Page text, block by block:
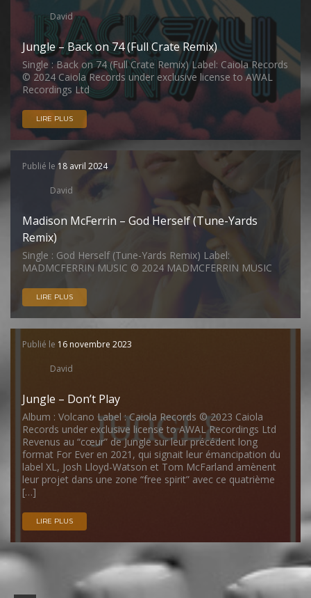
David
Jungle – Back on 74 (Full Crate Remix)
Single : Back on 74 (Full Crate Remix) Label: Caiola Records
© 2024 Caiola Records under exclusive license to AWAL
Recordings Ltd
LIRE PLUS
Publié le 18 avril 2024
David
Madison McFerrin – God Herself (Tune-Yards
Remix)
Single : God Herself (Tune-Yards Remix) Label:
MADMCFERRIN MUSIC © 2024 MADMCFERRIN MUSIC
LIRE PLUS
Publié le 16 novembre 2023
David
Jungle – Don’t Play
Album : Volcano Label : Caiola Records © 2023 Caiola
Records under exclusive license to AWAL Recordings Ltd
Revenus au “cœur” de Jungle sur leur précédent long
format For Ever en 2021, qui signait leur émancipation du
label XL, Josh Lloyd-Watson et Tom McFarland amènent
leur projet dans une zone “free spirit” avec ce quatrième
[…]
LIRE PLUS